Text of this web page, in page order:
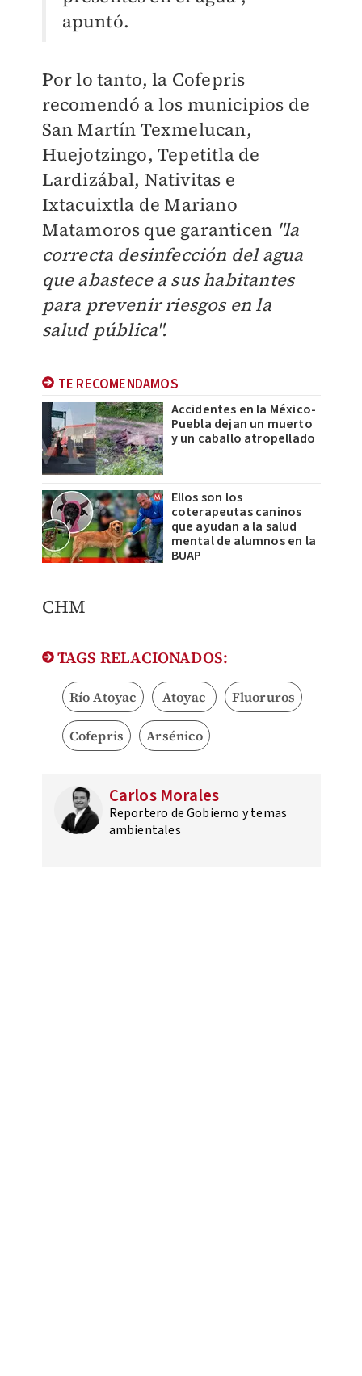
apuntó.
Por lo tanto, la Cofepris
recomendó a los municipios de
San Martín Texmelucan,
Huejotzingo, Tepetitla de
Lardizábal, Nativitas e
Ixtacuixtla de Mariano
Matamoros que garanticen "la
correcta desinfección del agua
que abastece a sus habitantes
para prevenir riesgos en la
salud pública".
TE RECOMENDAMOS
Accidentes en la México-
Puebla dejan un muerto
y un caballo atropellado
Ellos son los
coterapeutas caninos
que ayudan a la salud
mental de alumnos en la
BUAP
CHM
TAGS RELACIONADOS:
Río Atoyac Atoyac Fluoruros
Cofepris Arsénico
Carlos Morales
Reportero de Gobierno y temas
ambientales